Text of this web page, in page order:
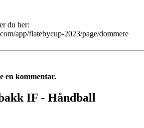
du her:
app/flatebycup-2023/page/dommere
en kommentar.
IF - Håndball